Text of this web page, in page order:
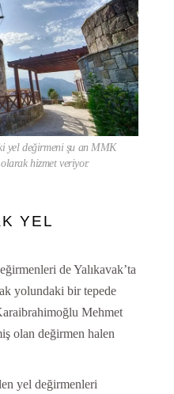
yel değirmeni şu an MMK
hizmet veriyor.
YEL
de Yalıkavak’ta
yolundaki bir tepede
Mehmet
olan değirmen halen
yel değirmenleri